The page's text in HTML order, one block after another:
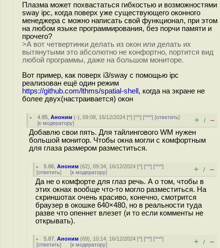
Плазма может похвастаться гибкостью и возможностями
sway ipc, когда поверх уже существующего оконного
менеджера с можно написать свой функционал, при этом
на любом языке программирования, без порчи памяти и
прочего?
>А вот четвертинки делать из окон или делать их
вытянутыми это абсолютно не конфортно, портится вид
любой программы, даже на большом мониторе.
Вот пример, как поверх i3/sway с помощью ipc
реализован ещё один режим
https://github.com/lthms/spatial-shell , когда на экране не
более двух(настраивается) окон
4.85 ,Аноним (-), 09:08, 16/12/2024 [^] [^^] [^^^] [ответить]
[к модератору] + / –
Добавлю свои пять. Для тайлингового WM нужен
большой монитор. Чтобы окна могли с комфортным
для глаза размером разместиться.
5.86 ,Аноним (62), 09:34, 16/12/2024 [^] [^^] [^^^]
[ответить] [к модератору] + / –
Да не о комфорте для глаз речь. А о том, чтобы в
этих окнах вообще что-то могло разместиться. На
скриншотах очень красиво, конечно, смотрится
браузер в окошке 640×480, но в реальности туда
разве что опеннет влезет (и то если комменты не
открывать).
5.87 ,Аноним (69), 10:14, 16/12/2024 [^] [^^] [^^^]
[ответить] [к модератору] + / –